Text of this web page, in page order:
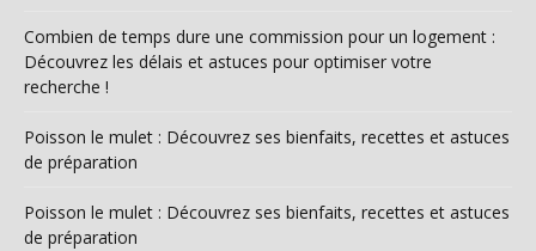
Combien de temps dure une commission pour un logement :
Découvrez les délais et astuces pour optimiser votre
recherche !
Poisson le mulet : Découvrez ses bienfaits, recettes et astuces
de préparation
Poisson le mulet : Découvrez ses bienfaits, recettes et astuces
de préparation